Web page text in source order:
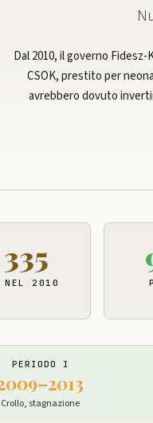
Dal 2010, il governo
CSOK, prestito per
avrebbero dovuto
NEL 2010
PERIODO I
Crollo, stagnazione